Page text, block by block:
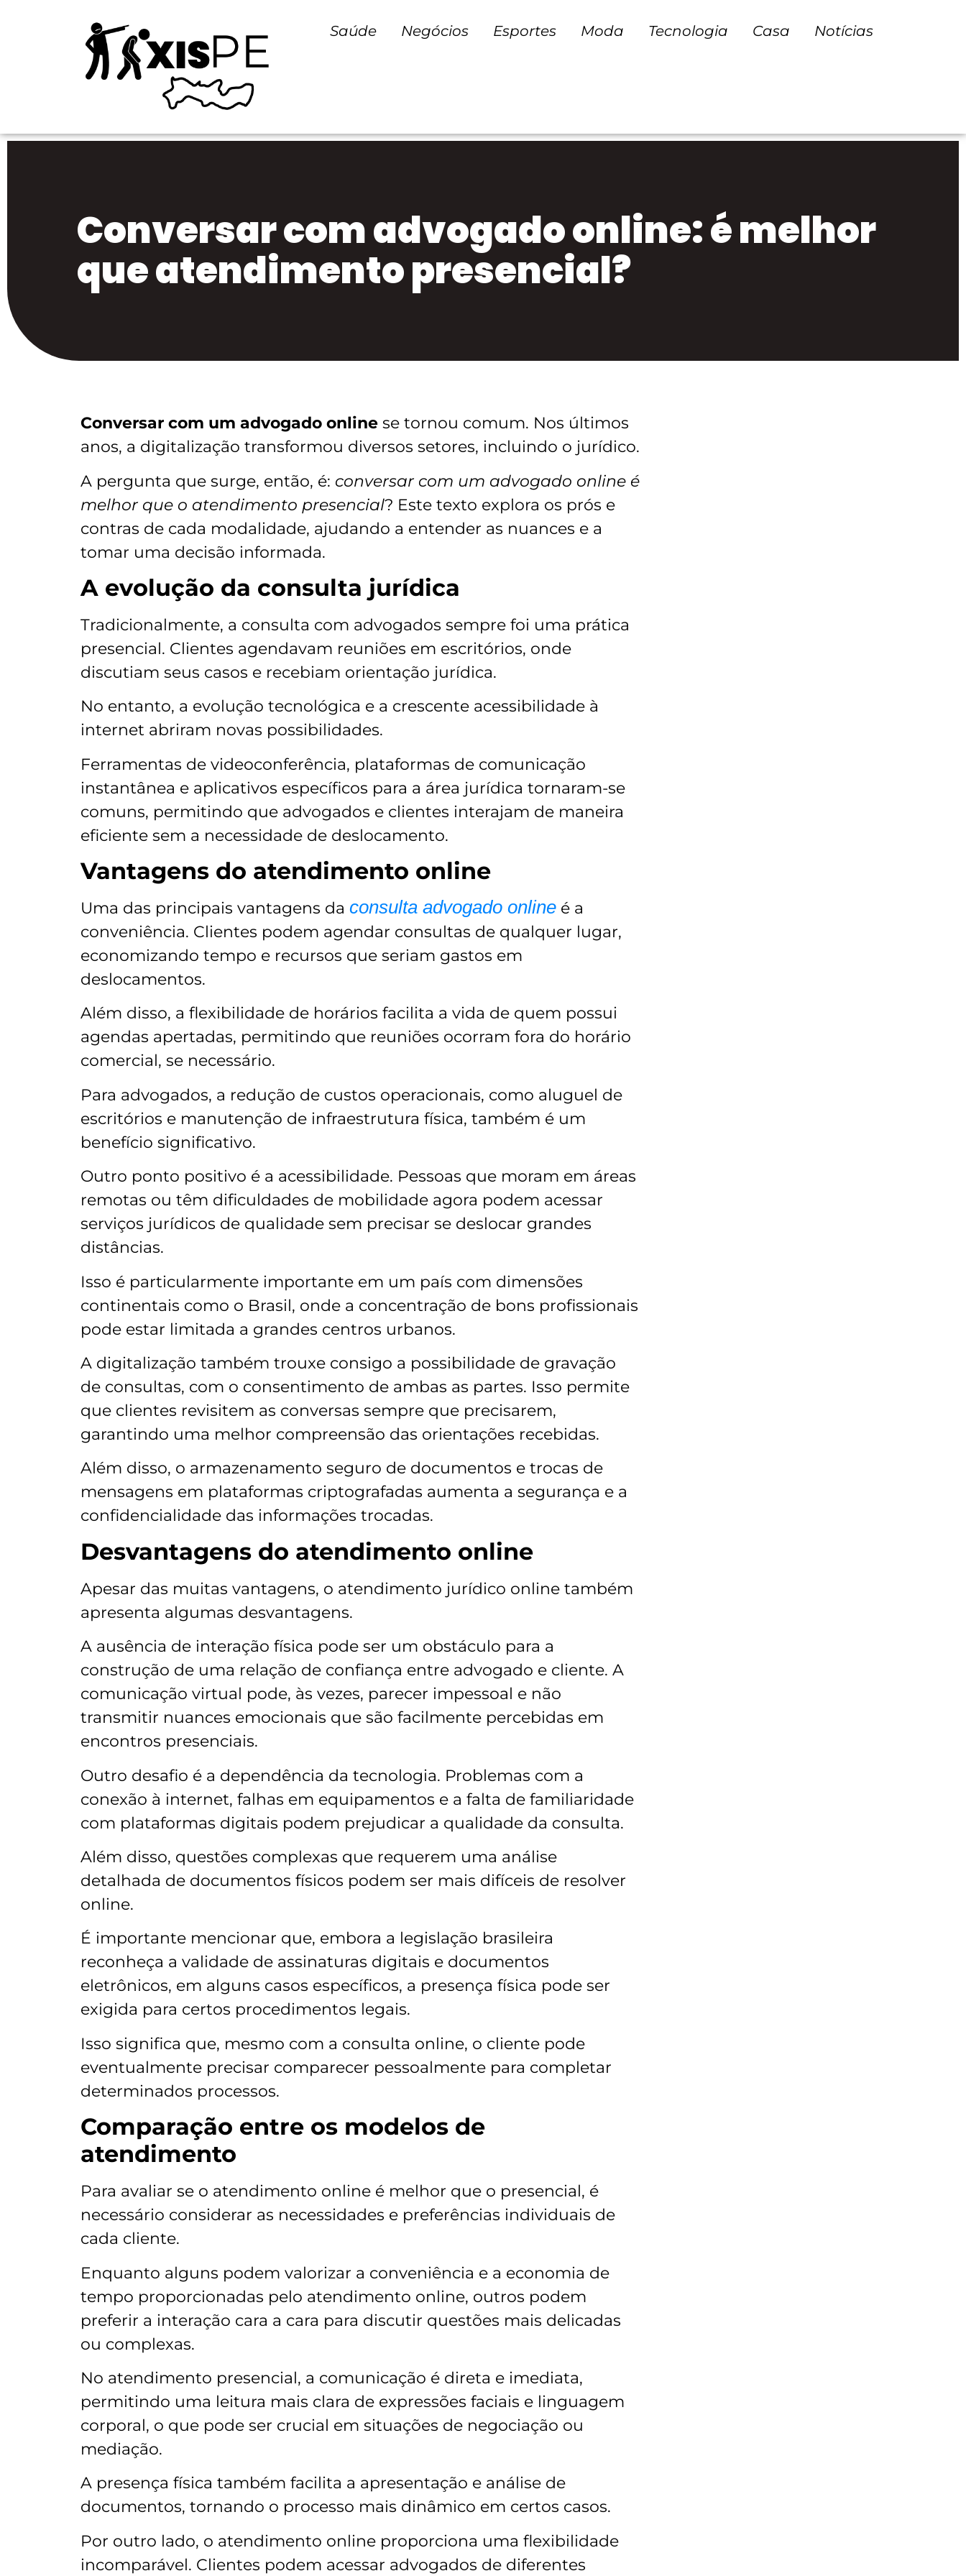
Saúde Negócios Esportes Moda Tecnologia Casa Notícias
Conversar com advogado online: é melhor
que atendimento presencial?
Conversar com um advogado online se tornou comum. Nos últimos
anos, a digitalização transformou diversos setores, incluindo o jurídico.
A pergunta que surge, então, é: conversar com um advogado online é
melhor que o atendimento presencial? Este texto explora os prós e
contras de cada modalidade, ajudando a entender as nuances e a
tomar uma decisão informada.
A evolução da consulta jurídica
Tradicionalmente, a consulta com advogados sempre foi uma prática
presencial. Clientes agendavam reuniões em escritórios, onde
discutiam seus casos e recebiam orientação jurídica.
No entanto, a evolução tecnológica e a crescente acessibilidade à
internet abriram novas possibilidades.
Ferramentas de videoconferência, plataformas de comunicação
instantânea e aplicativos específicos para a área jurídica tornaram-se
comuns, permitindo que advogados e clientes interajam de maneira
eficiente sem a necessidade de deslocamento.
Vantagens do atendimento online
Uma das principais vantagens da consulta advogado online é a
conveniência. Clientes podem agendar consultas de qualquer lugar,
economizando tempo e recursos que seriam gastos em
deslocamentos.
Além disso, a flexibilidade de horários facilita a vida de quem possui
agendas apertadas, permitindo que reuniões ocorram fora do horário
comercial, se necessário.
Para advogados, a redução de custos operacionais, como aluguel de
escritórios e manutenção de infraestrutura física, também é um
benefício significativo.
Outro ponto positivo é a acessibilidade. Pessoas que moram em áreas
remotas ou têm dificuldades de mobilidade agora podem acessar
serviços jurídicos de qualidade sem precisar se deslocar grandes
distâncias.
Isso é particularmente importante em um país com dimensões
continentais como o Brasil, onde a concentração de bons profissionais
pode estar limitada a grandes centros urbanos.
A digitalização também trouxe consigo a possibilidade de gravação
de consultas, com o consentimento de ambas as partes. Isso permite
que clientes revisitem as conversas sempre que precisarem,
garantindo uma melhor compreensão das orientações recebidas.
Além disso, o armazenamento seguro de documentos e trocas de
mensagens em plataformas criptografadas aumenta a segurança e a
confidencialidade das informações trocadas.
Desvantagens do atendimento online
Apesar das muitas vantagens, o atendimento jurídico online também
apresenta algumas desvantagens.
A ausência de interação física pode ser um obstáculo para a
construção de uma relação de confiança entre advogado e cliente. A
comunicação virtual pode, às vezes, parecer impessoal e não
transmitir nuances emocionais que são facilmente percebidas em
encontros presenciais.
Outro desafio é a dependência da tecnologia. Problemas com a
conexão à internet, falhas em equipamentos e a falta de familiaridade
com plataformas digitais podem prejudicar a qualidade da consulta.
Além disso, questões complexas que requerem uma análise
detalhada de documentos físicos podem ser mais difíceis de resolver
online.
É importante mencionar que, embora a legislação brasileira
reconheça a validade de assinaturas digitais e documentos
eletrônicos, em alguns casos específicos, a presença física pode ser
exigida para certos procedimentos legais.
Isso significa que, mesmo com a consulta online, o cliente pode
eventualmente precisar comparecer pessoalmente para completar
determinados processos.
Comparação entre os modelos de
atendimento
Para avaliar se o atendimento online é melhor que o presencial, é
necessário considerar as necessidades e preferências individuais de
cada cliente.
Enquanto alguns podem valorizar a conveniência e a economia de
tempo proporcionadas pelo atendimento online, outros podem
preferir a interação cara a cara para discutir questões mais delicadas
ou complexas.
No atendimento presencial, a comunicação é direta e imediata,
permitindo uma leitura mais clara de expressões faciais e linguagem
corporal, o que pode ser crucial em situações de negociação ou
mediação.
A presença física também facilita a apresentação e análise de
documentos, tornando o processo mais dinâmico em certos casos.
Por outro lado, o atendimento online proporciona uma flexibilidade
incomparável. Clientes podem acessar advogados de diferentes